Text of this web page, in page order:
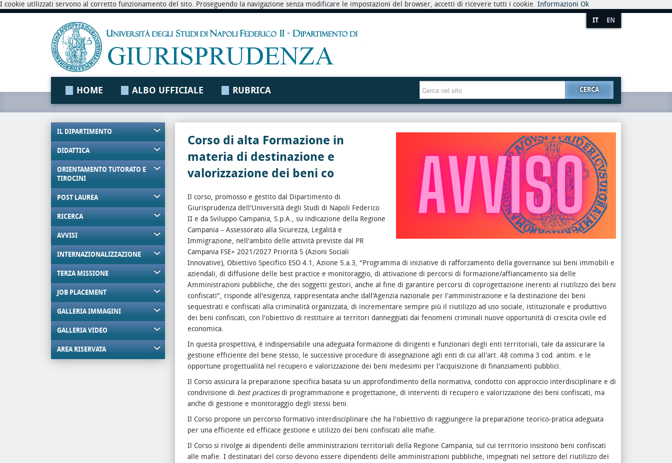
I cookie utilizzati servono al corretto funzionamento del sito. Proseguendo la navigazione senza modificare le impostazioni del browser, accetti di ricevere tutti i cookie. Informazioni Ok
IT EN
HOME ALBO UFFICIALE RUBRICA CERCA
IL DIPARTIMENTO
DIDATTICA
ORIENTAMENTO TUTORATO E
TIROCINI
POST LAUREA
RICERCA
AVVISI
INTERNAZIONALIZZAZIONE
TERZA MISSIONE
JOB PLACEMENT
GALLERIA IMMAGINI
GALLERIA VIDEO
AREA RISERVATA
Corso di alta Formazione in
materia di destinazione e
valorizzazione dei beni co
Il corso, promosso e gestito dal Dipartimento di
Giurisprudenza dell'Università degli Studi di Napoli Federico
II e da Sviluppo Campania, S.p.A., su indicazione della Regione
Campania – Assessorato alla Sicurezza, Legalità e
Immigrazione, nell'ambito delle attività previste dal PR
Campania FSE+ 2021/2027 Priorità 5 (Azioni Sociali
Innovative), Obiettivo Specifico ESO 4.1, Azione 5.a.3, "Programma di iniziative di rafforzamento della governance sui beni immobili e
aziendali, di diffusione delle best practice e monitoraggio, di attivazione di percorsi di formazione/affiancamento sia delle
Amministrazioni pubbliche, che dei soggetti gestori, anche al fine di garantire percorsi di coprogettazione inerenti al riutilizzo dei beni
confiscati", risponde all'esigenza, rappresentata anche dall'Agenzia nazionale per l'amministrazione e la destinazione dei beni
sequestrati e confiscati alla criminalità organizzata, di incrementare sempre più il riutilizzo ad uso sociale, istituzionale e produttivo
dei beni confiscati, con l'obiettivo di restituire ai territori danneggiati dai fenomeni criminali nuove opportunità di crescita civile ed
economica.
In questa prospettiva, è indispensabile una adeguata formazione di dirigenti e funzionari degli enti territoriali, tale da assicurare la
gestione efficiente del bene stesso, le successive procedure di assegnazione agli enti di cui all'art. 48 comma 3 cod. antim. e le
opportune progettualità nel recupero e valorizzazione dei beni medesimi per l'acquisizione di finanziamenti pubblici.
Il Corso assicura la preparazione specifica basata su un approfondimento della normativa, condotto con approccio interdisciplinare e di
condivisione di best practicesdi programmazione e progettazione, di interventi di recupero e valorizzazione dei beni confiscati, ma
anche di gestione e monitoraggio degli stessi beni.
Il Corso propone un percorso formativo interdisciplinare che ha l'obiettivo di raggiungere la preparazione teorico-pratica adeguata
per una efficiente ed efficace gestione e utilizzo dei beni confiscati alle mafie.
Il Corso si rivolge ai dipendenti delle amministrazioni territoriali della Regione Campania, sul cui territorio insistono beni confiscati
alle mafie. I destinatari del corso devono essere dipendenti delle amministrazioni pubbliche, impegnati nel settore del riutilizzo dei